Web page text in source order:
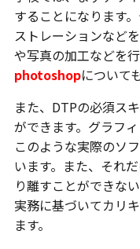
することになります
ストレーションなど
や写真の加工などを
photoshopについて
また、DTPの必須ス
ができます。グラフ
このような実際のソ
います。また、それ
り離すことができな
実務に基づいてカリ
ます。